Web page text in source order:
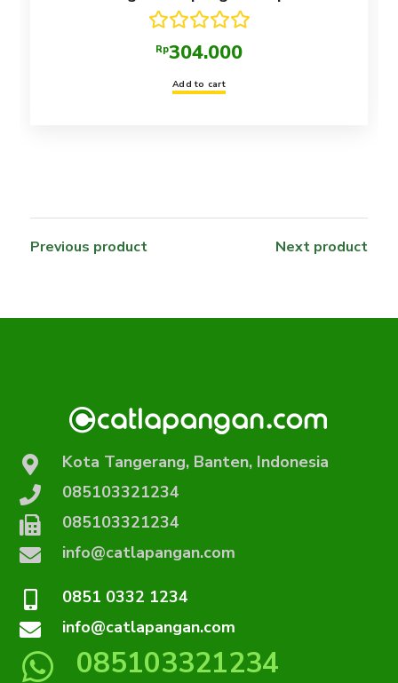
Rated 5.00
out of 5
Rp304.000
Add to cart
Previous product Next product
Kota Tangerang, Banten, Indonesia
085103321234
085103321234
info@catlapangan.com
0851 0332 1234
info@catlapangan.com
085103321234